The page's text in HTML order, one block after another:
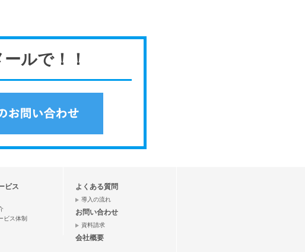
ルで！！
ビス
ビス体制
よくある質問
導入の流れ
お問い合わせ
資料請求
会社概要